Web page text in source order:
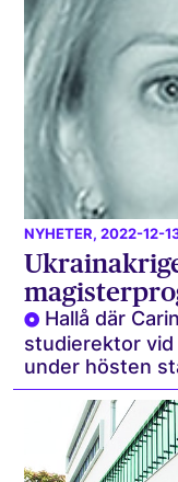
NYHETER, 2022-12-
Hallå där
studierektor vid
under hösten